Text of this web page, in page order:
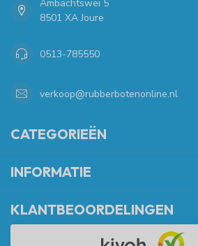
Ambachtswei 5
8501 XA Joure
0513-785550
verkoop@rubberbotenonline.nl
CATEGORIEËN
INFORMATIE
KLANTBEOORDELINGEN